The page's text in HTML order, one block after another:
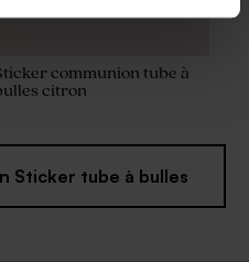
communion tube à
citron
Sticker tube à bulles